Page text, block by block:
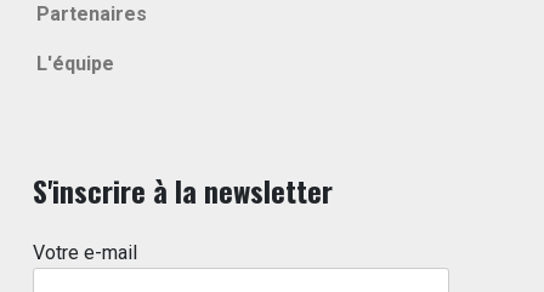
Partenaires
L'équipe
S'inscrire à la newsletter
Votre e-mail